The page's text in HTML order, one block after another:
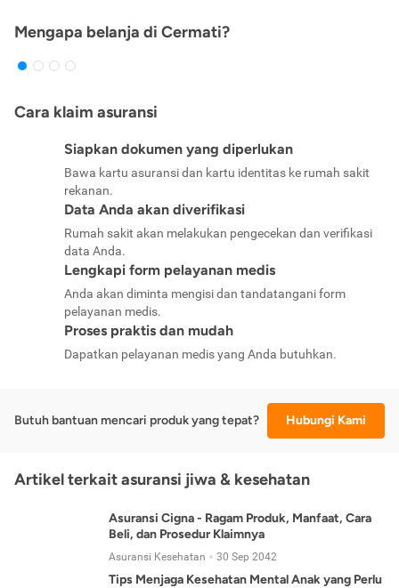
Mengapa belanja di Cermati?
Cara klaim asuransi
Siapkan dokumen yang diperlukan
Bawa kartu asuransi dan kartu identitas ke rumah sakit
rekanan.
Data Anda akan diverifikasi
Rumah sakit akan melakukan pengecekan dan verifikasi
data Anda.
Lengkapi form pelayanan medis
Anda akan diminta mengisi dan tandatangani form
pelayanan medis.
Proses praktis dan mudah
Dapatkan pelayanan medis yang Anda butuhkan.
Butuh bantuan mencari produk yang tepat? Hubungi Kami
Artikel terkait asuransi jiwa & kesehatan
Asuransi Cigna - Ragam Produk, Manfaat, Cara
Beli, dan Prosedur Klaimnya
Asuransi Kesehatan 30 Sep 2042
Tips Menjaga Kesehatan Mental Anak yang Perlu